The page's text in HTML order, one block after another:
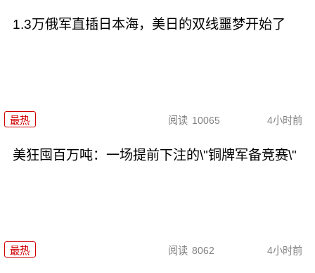
1.3万俄军直插日本海，美日的双线噩梦开始了
最热 阅读 10065 4小时前
美狂囤百万吨：一场提前下注的\"铜牌军备竞赛\"
最热 阅读 8062 4小时前